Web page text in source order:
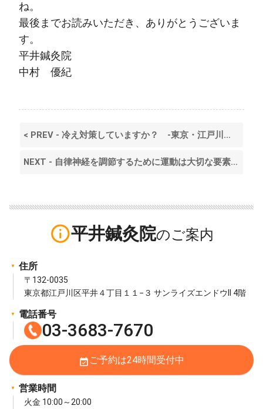
ね。
最後までお読みいただき、ありがとうございま
す。
平井鍼灸院
中村 優紀
< PREV - 冷え対策していますか？ ‐東京・江戸川区・平井‐
NEXT - 自律神経を調節するために運動は大切な要素です。 ‐東京・江戸川区・平井‐ >
info_outline平井鍼灸院
住所
〒132-0035
東京都江戸川区平井４丁目１１−３ サンライズエンドウII 4階
電話番号
03-3683-7670
event_available ご予約は24時間受付中
営業時間
火金 10:00～20:00